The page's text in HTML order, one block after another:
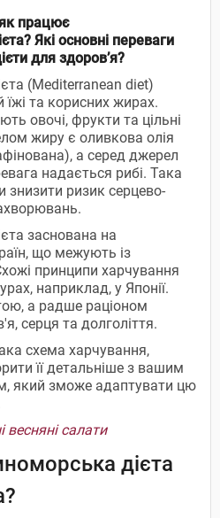
працює
Які основні переваги
для здоров’я?
(Mediterranean diet)
їжі та корисних жирах.
овочі, фрукти та цільні
жиру є оливкова олія
а серед джерел
надається рибі. Така
ризик серцево-
заснована на
що межують із
принципи харчування
наприклад, у Японії.
а радше раціоном
серця та долголіття.
схема харчування,
її детальніше з вашим
який зможе адаптувати цю
весняні салати
дієта